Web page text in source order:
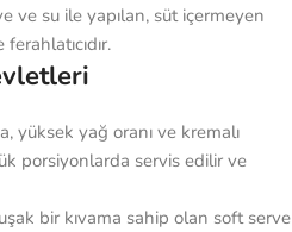
ve su ile yapılan, süt içermeyen
yüksek yağ oranı ve kremalı
porsiyonlarda servis edilir ve
bir kıvama sahip olan soft serve